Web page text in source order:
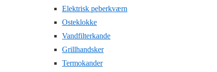
Elektrisk peberkværn
Osteklokke
Vandfilterkande
Grillhandsker
Termokander